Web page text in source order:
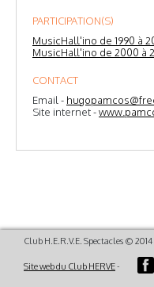
PARTICIPATION(S)
MusicHall'ino de 1990 à
MusicHall'ino de 2000 à
CONTACT
Email -
Site internet -
Club H.E.R.V.E. Spectacles © 2014
Site web du Club HERVE-